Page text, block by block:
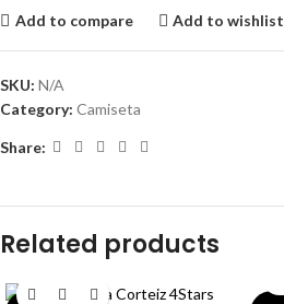
Add to compare Add to wishlist
SKU: N/A
Category: Camiseta
Share:
Related products